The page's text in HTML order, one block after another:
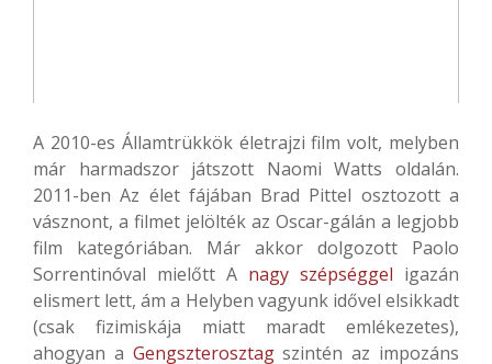
A 2010-es Államtrükkök életrajzi film volt, melyben
már harmadszor játszott Naomi Watts oldalán.
2011-ben Az élet fájában Brad Pittel osztozott a
vásznont, a filmet jelölték az Oscar-gálán a legjobb
film kategóriában. Már akkor dolgozott Paolo
Sorrentinóval mielőtt A nagy szépséggel igazán
elismert lett, ám a Helyben vagyunk idővel elsikkadt
(csak fizimiskája miatt maradt emlékezetes),
ahogyan a Gengszterosztagszintén az impozáns